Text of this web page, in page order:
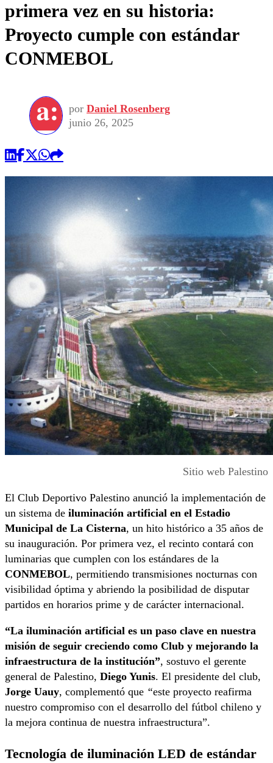
primera vez en su historia:
Proyecto cumple con estándar
CONMEBOL
por Daniel Rosenberg
junio 26, 2025
Sitio web Palestino
El Club Deportivo Palestino anunció la implementación de
un sistema de iluminación artificial en el Estadio
Municipal de La Cisterna, un hito histórico a 35 años de
su inauguración. Por primera vez, el recinto contará con
luminarias que cumplen con los estándares de la
CONMEBOL, permitiendo transmisiones nocturnas con
visibilidad óptima y abriendo la posibilidad de disputar
partidos en horarios prime y de carácter internacional.
“La iluminación artificial es un paso clave en nuestra
misión de seguir creciendo como Club y mejorando la
infraestructura de la institución”, sostuvo el gerente
general de Palestino, Diego Yunis. El presidente del club,
Jorge Uauy, complementó que “este proyecto reafirma
nuestro compromiso con el desarrollo del fútbol chileno y
la mejora continua de nuestra infraestructura”.
Tecnología de iluminación LED de estándar